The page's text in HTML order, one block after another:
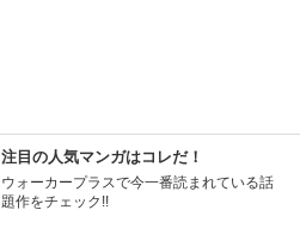
注目の人気マンガはコレだ！
ウォーカープラスで今一番読まれている話
題作をチェック!!